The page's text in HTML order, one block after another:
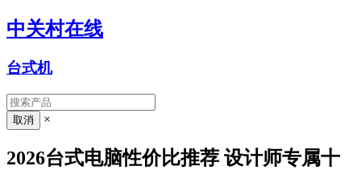
中关村在线
台式机
×
2026台式电脑性价比推荐 设计师专属十